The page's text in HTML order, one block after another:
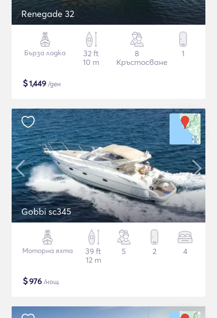
Renegade 32
Бърза лодка
32 ft
10 m
8
Кръстосване
1
$1,449 /ден
Gobbi sc345
Моторна яхта
39 ft
12 m
5 2 4
$976 /нощ